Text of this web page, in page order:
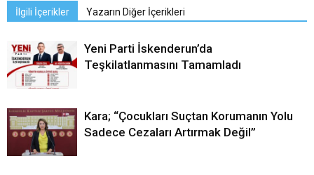
İlgili İçerikler Yazarın Diğer İçerikleri
Yeni Parti İskenderun’da
Teşkilatlanmasını Tamamladı
Kara; “Çocukları Suçtan Korumanın Yolu
Sadece Cezaları Artırmak Değil”